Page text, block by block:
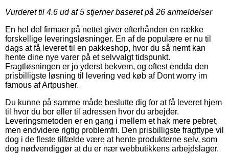
Vurderet til 4.6 ud af 5 stjerner baseret på 26 anmeldelser
En hel del firmaer på nettet giver efterhånden en række
forskellige leveringsløsninger. En af de populære er nu til
dags at få leveret til en pakkeshop, hvor du så nemt kan
hente dine nye varer på et selvvalgt tidspunkt.
Fragtløsningen er jo yderst bekvem, og oftest endda den
prisbilligste løsning til levering ved køb af Dont worry im
famous af Artpusher.
Du kunne på samme måde beslutte dig for at få leveret hjem
til hvor du bor eller til adressen hvor du arbejder.
Leveringsmetoden er en gang i mellem et hak mere pebret,
men endvidere rigtig problemfri. Den prisbilligste fragttype vil
dog i de fleste tilfælde være at hente produkterne selv, som
dog nødvendiggør at du er nær webbutikkens arbejdslager.